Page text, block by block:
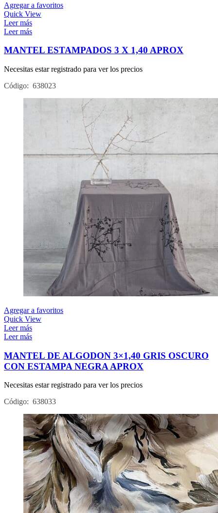
Agregar a favoritos
Quick View
Leer más
Leer más
MANTEL ESTAMPADOS 3 X 1,40 APROX
Necesitas estar registrado para ver los precios
Código: 638023
Agregar a favoritos
Quick View
Leer más
Leer más
MANTEL DE ALGODON 3×1,40 GRIS OSCURO
CON ESTAMPA NEGRA APROX
Necesitas estar registrado para ver los precios
Código: 638033